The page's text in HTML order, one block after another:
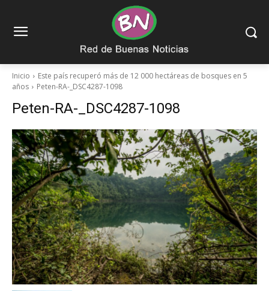
Inicio
Este país recuperó más de 12 000 hectáreas de bosques en 5
años
Peten-RA-_DSC4287-1098
Peten-RA-_DSC4287-1098